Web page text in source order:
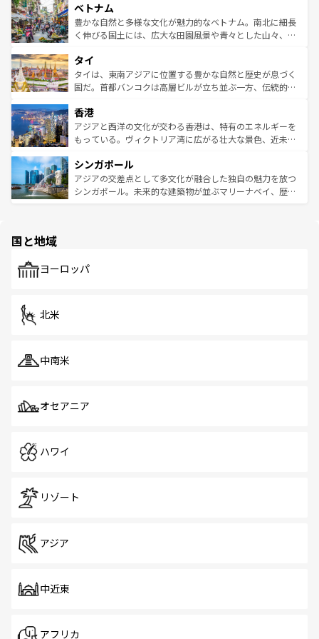
参照してほしい。
容にもいいと評判のスイーツなど、バラエティ豊かな料理
が味わえる。 なお、新着の台湾情報は コンテンツ一覧を参
照してほしい。
き、地方に足を延ばせば四季折々の自然美を楽しむことが
できる。そして、キムチや焼肉、絶品のストリートフード
まで、さまざまな韓国料理が待っている。夜には、韓国な
リティに包まれながら、韓国の多彩な魅力を心ゆくまで味
わってみてほしい。 なお、新着の韓国情報はコンテンツ一
覧を参照してほしい。
ベトナム
豊かな自然と多様な文化が魅力的なベトナム。南北に細長
く伸びる国土には、広大な田園風景や青々とした山々、世
急速な発展と共に伝統が息づく。ハノイの古い町並みやホ
ーチミン市のフランス統治時代の建物も、独特の雰囲気を
醸し出している。また、バラエティの豊かさとおいしさで
とつ。フォーやバインミー、ベトナムコーヒーなどは、ぜ
ひ現地で味わいたい。どの地域を訪れてもあたたかい人々
が旅行者を迎えてくれるので、きっと忘れられない旅にな
参照してほしい。
タイ
タイは、東南アジアに位置する豊かな自然と歴史が息づく
国だ。首都バンコクは高層ビルが立ち並ぶ一方、伝統的な
の活気が交差している。北部ではチェンマイなどの山岳地
帯で自然と触れ合い、南部ではプーケットやクラビの美し
いビーチでリゾート気分を楽しむことができる。タイ料理
激する。気候は一年中温暖で、どの季節にも異なる楽しみ
が待っている。親しみやすいタイの人々、仏教を中心とし
た文化、そして多様な観光資源が、訪れる旅人を魅了し続
香港
アジアと西洋の文化が交わる香港は、特有のエネルギーを
もっている。ヴィクトリア湾に広がる壮大な景色、近未来
み、どこを訪れても感動するはず。観光スポットが密集し
ており、効率よく見どころを回れるのも魅力。息をのむよ
うな絶景から文化的な体験まで、香港を存分に楽しみ尽く
シンガポール
アジアの交差点として多文化が融合した独自の魅力を放つ
シンガポール。未来的な建築物が並ぶマリーナベイ、歴史
で、ホーカーズは地元の風情を楽しめる外せないスポット
国と地域
ヨーロッパ
北米
中南米
オセアニア
ハワイ
リゾート
アジア
中近東
アフリカ